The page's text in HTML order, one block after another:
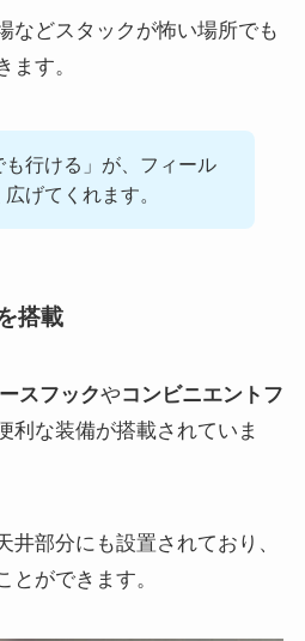
などスタックが怖い場所でも
ます。
も行ける」が、フィール
広げてくれます。
搭載
スフックやコンビニエントフ
利な装備が搭載されていま
井部分にも設置されており、
とができます。